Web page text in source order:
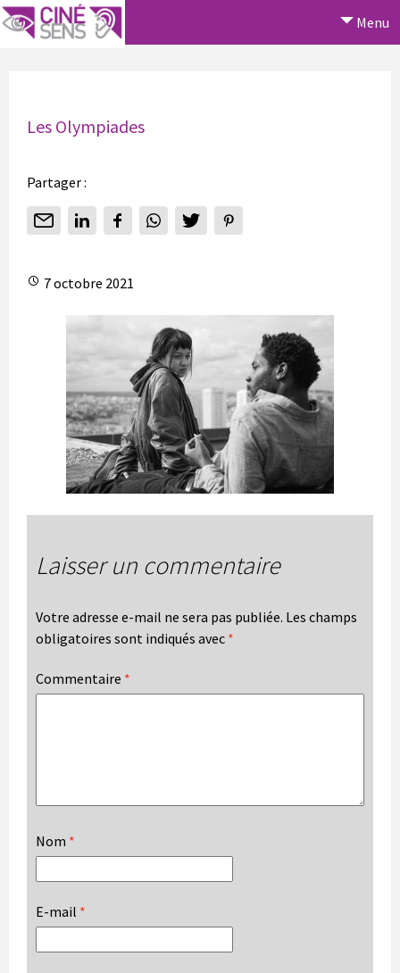
Menu
Les Olympiades
Partager :
7 octobre 2021
Laisser un commentaire
Votre adresse e-mail ne sera pas publiée. Les champs
obligatoires sont indiqués avec *
Commentaire *
Nom *
E-mail *